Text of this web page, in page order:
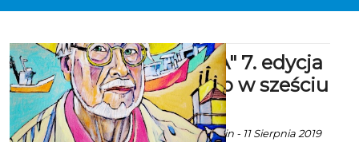
6X SZTUKA" 7. edycja
- Malarstwo w sześciu
odsłonach.
Ala za CK 105 Koszalin - 11 Sierpnia 2019